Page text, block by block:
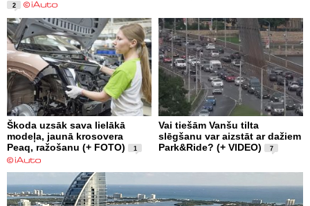
2
Škoda uzsāk sava lielākā
modeļa, jaunā krosovera
Peaq, ražošanu (+ FOTO)
1
Vai tiešām Vanšu tilta
slēgšanu var aizstāt ar dažiem
Park&Ride? (+ VIDEO)
7